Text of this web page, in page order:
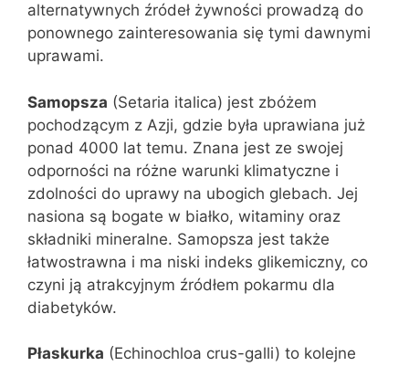
alternatywnych źródeł żywności prowadzą do
ponownego zainteresowania się tymi dawnymi
uprawami.
Samopsza (Setaria italica) jest zbóżem
pochodzącym z Azji, gdzie była uprawiana już
ponad 4000 lat temu. Znana jest ze swojej
odporności na różne warunki klimatyczne i
zdolności do uprawy na ubogich glebach. Jej
nasiona są bogate w białko, witaminy oraz
składniki mineralne. Samopsza jest także
łatwostrawna i ma niski indeks glikemiczny, co
czyni ją atrakcyjnym źródłem pokarmu dla
diabetyków.
Płaskurka (Echinochloa crus-galli) to kolejne